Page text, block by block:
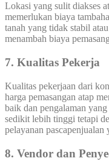
Lokasi yang sulit diakses
memerlukan biaya
tanah yang tidak stabil
menambah biaya
7. Kualitas Pekerja
Kualitas pekerjaan dari
harga pemasangan atap
baik dan pengalaman
sedikit lebih tinggi tetapi
pelayanan pascapenjualan
8. Vendor dan